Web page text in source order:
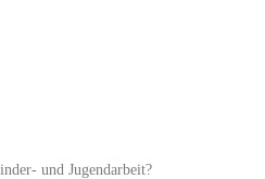
und Jugendarbeit?